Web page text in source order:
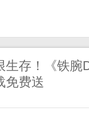
生存！《铁腕
免费送